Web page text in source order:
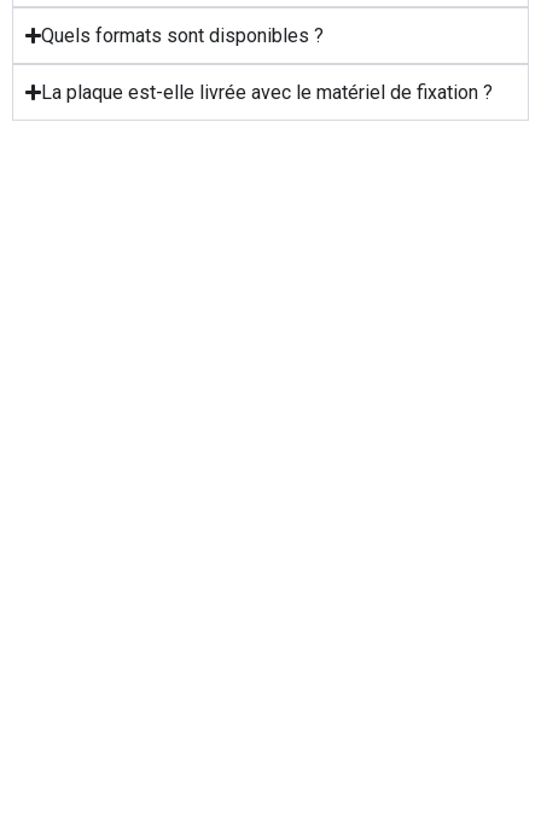
Quels formats sont disponibles ?
La plaque est-elle livrée avec le matériel de fixation ?